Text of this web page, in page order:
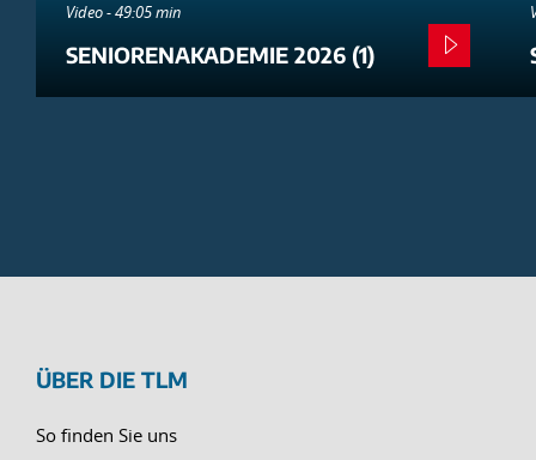
Video - 49:05 min
SENIORENAKADEMIE 2026 (1)
ÜBER DIE TLM
So finden Sie uns